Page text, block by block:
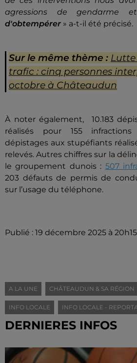
agressions de gendarme
d'obtempérer » a-t-il été précisé.
Sur le même thème :
trafic : cinq personnes
octobre à Châteaudun
À noter également, 10.183
réalisés pour 155 infractions
dépistages aux stupéfiants
relevés. Autres chiffres sur la
le groupement dunois : 507
203 défauts de permis de
sur l’usage du téléphone.
Publié : 19 décembre 2025 à
A LA UNE CHÂTEAUDUN & SA RÉGION
INFO LOCALE INFO LOCALE -
DERNIERES INFOS